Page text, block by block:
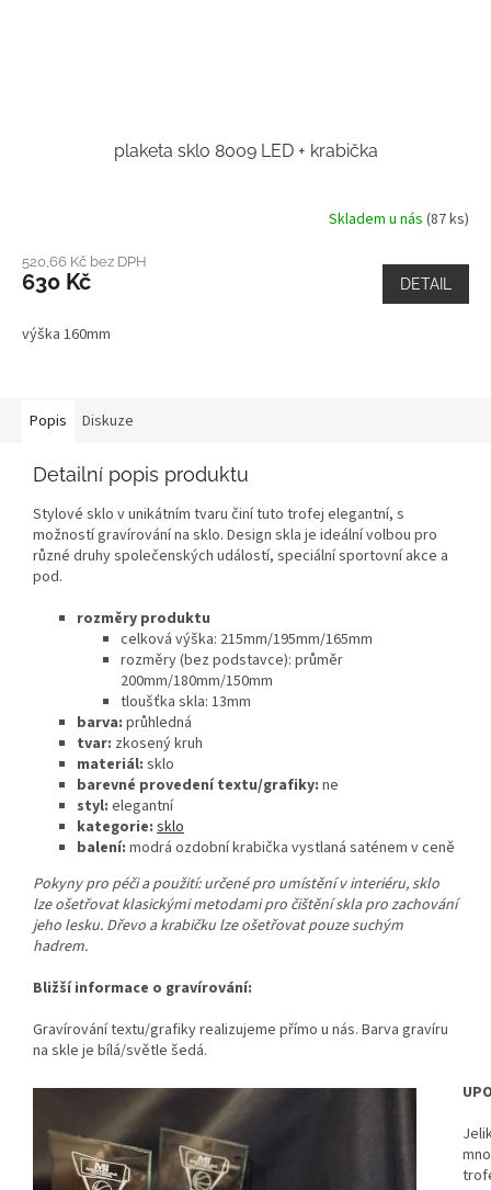
plaketa sklo 8009 LED + krabička
Skladem u nás (87 ks)
520,66 Kč bez DPH
630 Kč DETAIL
výška 160mm
Popis Diskuze
Detailní popis produktu
Stylové sklo v unikátním tvaru činí tuto trofej elegantní, s
možností gravírování na sklo. Design skla je ideální volbou pro
různé druhy společenských událostí, speciální sportovní akce a
pod.
rozměry produktu
celková výška: 215mm/195mm/165mm
rozměry (bez podstavce): průměr
200mm/180mm/150mm
tloušťka skla: 13mm
barva: průhledná
tvar: zkosený kruh
materiál: sklo
barevné provedení textu/grafiky: ne
styl: elegantní
kategorie: sklo
balení: modrá ozdobní krabička vystlaná saténem v ceně
Pokyny pro péči a použití: určené pro umístění v interiéru, sklo
lze ošetřovat klasickými metodami pro čištění skla pro zachování
jeho lesku. Dřevo a krabičku lze ošetřovat pouze suchým
hadrem.
Bližší informace o gravírování:
Gravírování textu/grafiky realizujeme přímo u nás. Barva gravíru
na skle je bílá/světle šedá.